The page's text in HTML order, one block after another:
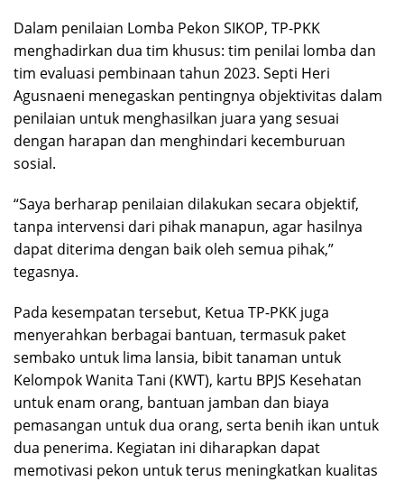
Dalam penilaian Lomba Pekon SIKOP, TP-PKK
menghadirkan dua tim khusus: tim penilai lomba dan
tim evaluasi pembinaan tahun 2023. Septi Heri
Agusnaeni menegaskan pentingnya objektivitas dalam
penilaian untuk menghasilkan juara yang sesuai
dengan harapan dan menghindari kecemburuan
sosial.
“Saya berharap penilaian dilakukan secara objektif,
tanpa intervensi dari pihak manapun, agar hasilnya
dapat diterima dengan baik oleh semua pihak,”
tegasnya.
Pada kesempatan tersebut, Ketua TP-PKK juga
menyerahkan berbagai bantuan, termasuk paket
sembako untuk lima lansia, bibit tanaman untuk
Kelompok Wanita Tani (KWT), kartu BPJS Kesehatan
untuk enam orang, bantuan jamban dan biaya
pemasangan untuk dua orang, serta benih ikan untuk
dua penerima. Kegiatan ini diharapkan dapat
memotivasi pekon untuk terus meningkatkan kualitas